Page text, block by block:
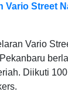
Vario Street
Vario
Diikuti